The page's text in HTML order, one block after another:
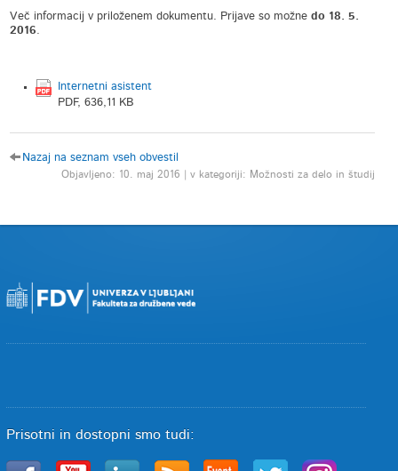
Več informacij v priloženem dokumentu. Prijave so možnedo 18. 5.
2016.
Internetni asistent
PDF, 636,11 KB
Nazaj na seznam vseh obvestil
Objavljeno: 10. maj 2016 | v kategoriji: Možnosti za delo in študij
Prisotni in dostopni smo tudi: